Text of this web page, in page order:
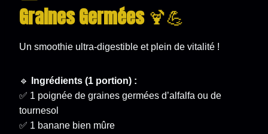
Graines Germées🍹💪
Un smoothie ultra-digestible et plein de vitalité !
🔹
Ingrédients (1 portion) :
✅ 1 poignée de graines germées d’alfalfa ou de
tournesol
✅ 1 banane bien mûre